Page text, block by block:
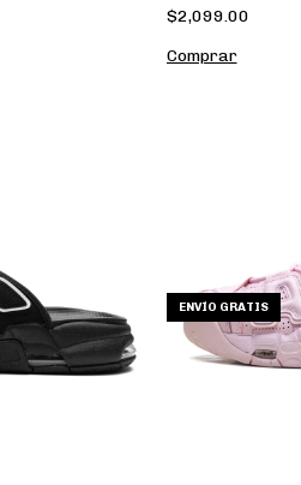
$2,099.00
Comprar
ENVÍO GRATIS